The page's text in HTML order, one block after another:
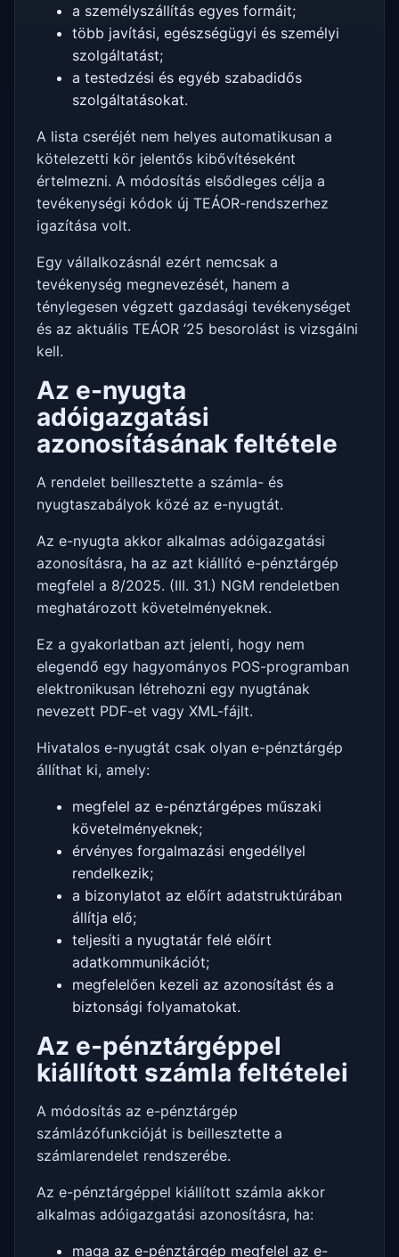
a személyszállítás egyes formáit;
több javítási, egészségügyi és személyi
szolgáltatást;
a testedzési és egyéb szabadidős
szolgáltatásokat.
A lista cseréjét nem helyes automatikusan a
kötelezetti kör jelentős kibővítéseként
értelmezni. A módosítás elsődleges célja a
tevékenységi kódok új TEÁOR-rendszerhez
igazítása volt.
Egy vállalkozásnál ezért nemcsak a
tevékenység megnevezését, hanem a
ténylegesen végzett gazdasági tevékenységet
és az aktuális TEÁOR ’25 besorolást is vizsgálni
kell.
Az e-nyugta
adóigazgatási
azonosításának feltétele
A rendelet beillesztette a számla- és
nyugtaszabályok közé az e-nyugtát.
Az e-nyugta akkor alkalmas adóigazgatási
azonosításra, ha az azt kiállító e-pénztárgép
megfelel a 8/2025. (III. 31.) NGM rendeletben
meghatározott követelményeknek.
Ez a gyakorlatban azt jelenti, hogy nem
elegendő egy hagyományos POS-programban
elektronikusan létrehozni egy nyugtának
nevezett PDF-et vagy XML-fájlt.
Hivatalos e-nyugtát csak olyan e-pénztárgép
állíthat ki, amely:
megfelel az e-pénztárgépes műszaki
követelményeknek;
érvényes forgalmazási engedéllyel
rendelkezik;
a bizonylatot az előírt adatstruktúrában
állítja elő;
teljesíti a nyugtatár felé előírt
adatkommunikációt;
megfelelően kezeli az azonosítást és a
biztonsági folyamatokat.
Az e-pénztárgéppel
kiállított számla feltételei
A módosítás az e-pénztárgép
számlázófunkcióját is beillesztette a
számlarendelet rendszerébe.
Az e-pénztárgéppel kiállított számla akkor
alkalmas adóigazgatási azonosításra, ha:
maga az e-pénztárgép megfelel az e-